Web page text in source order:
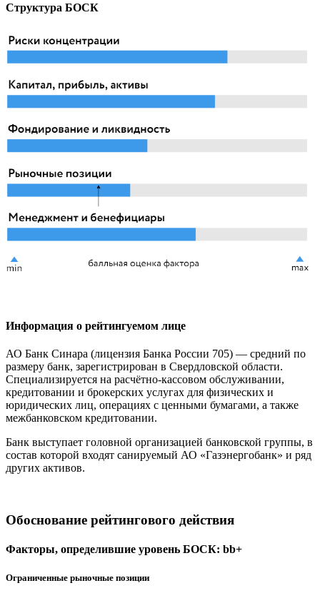
Структура БОСК
Информация о рейтингуемом лице
АО Банк Синара (лицензия Банка России 705) — средний по
размеру банк, зарегистрирован в Свердловской области.
Специализируется на расчётно-кассовом обслуживании,
кредитовании и брокерских услугах для физических и
юридических лиц, операциях с ценными бумагами, а также
межбанковском кредитовании.
Банк выступает головной организацией банковской группы, в
состав которой входят санируемый АО «Газэнергобанк» и ряд
других активов.
Обоснование рейтингового действия
Факторы, определившие уровень БОСК: bb+
Ограниченные рыночные позиции